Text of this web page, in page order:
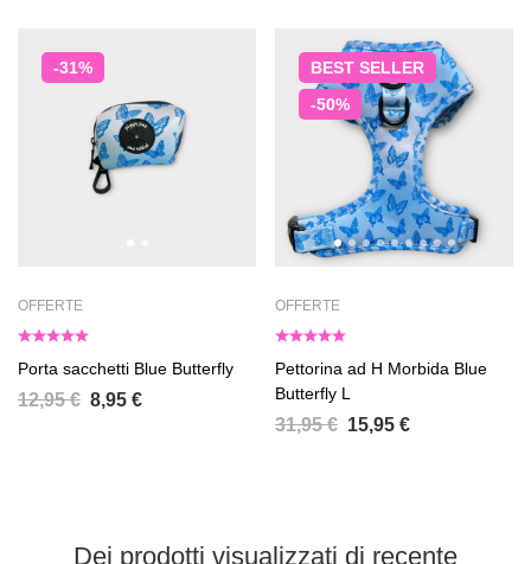
-31%
OFFERTE
Porta sacchetti Blue Butterfly
12,95€ 8,95 €
BEST SELLER
-50%
OFFERTE
Pettorina ad H Morbida Blue
Butterfly L
31,95€ 15,95 €
Dei prodotti visualizzati di recente